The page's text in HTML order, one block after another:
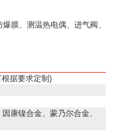
膜、测温热电偶、进气阀、
据要求定制)
康镍合金、蒙乃尔合金、